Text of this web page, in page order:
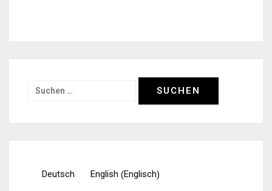
Suchen
Deutsch English (Englisch)